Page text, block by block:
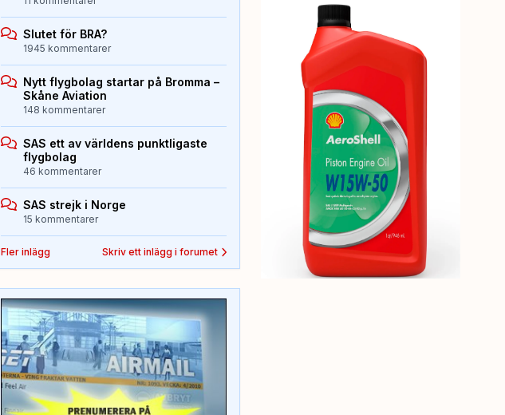
Slutet för BRA?
1945 kommentarer
Nytt flygbolag startar på Bromma –
Skåne Aviation
148 kommentarer
SAS ett av världens punktligaste
flygbolag
46 kommentarer
SAS strejk i Norge
15 kommentarer
Fler inlägg Skriv ett inlägg i forumet